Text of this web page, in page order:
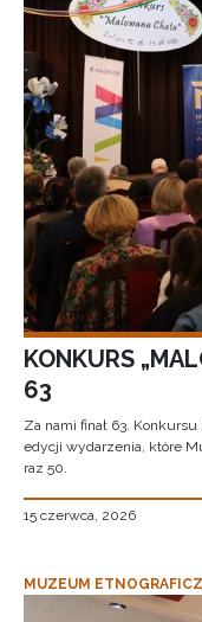
KONKURS
63
Za nami finał 63.
edycji wydarzenia, które
raz 50.
15 czerwca, 2026
MUZEUM